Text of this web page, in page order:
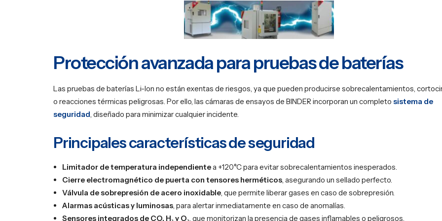
Protección avanzada para pruebas de baterías
Las pruebas de baterías Li-Ion no están exentas de riesgos, ya que pueden producirse sobrecalentamientos,
o reacciones térmicas peligrosas. Por ello, las cámaras de ensayos de BINDER incorporan un completo sistema de
seguridad, diseñado para minimizar cualquier incidente.
Principales características de seguridad
Limitador de temperatura independientea +120°C para evitar sobrecalentamientos inesperados.
Cierre electromagnético de puerta con tensores herméticos, asegurando un sellado perfecto.
Válvula de sobrepresión de acero inoxidable, que permite liberar gases en caso de sobrepresión.
Alarmas acústicas y luminosas, para alertar inmediatamente en caso de anomalías.
Sensores integrados de CO, H₂ y O₂, que monitorizan la presencia de gases inflamables o peligrosos.